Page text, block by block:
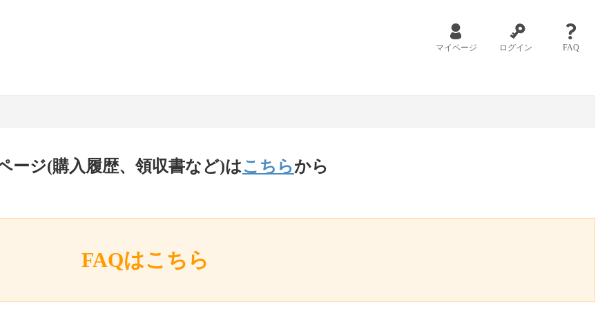
マイページ ログイン FAQ
ージ(購入履歴、領収書など)はこちらから
FAQはこちら